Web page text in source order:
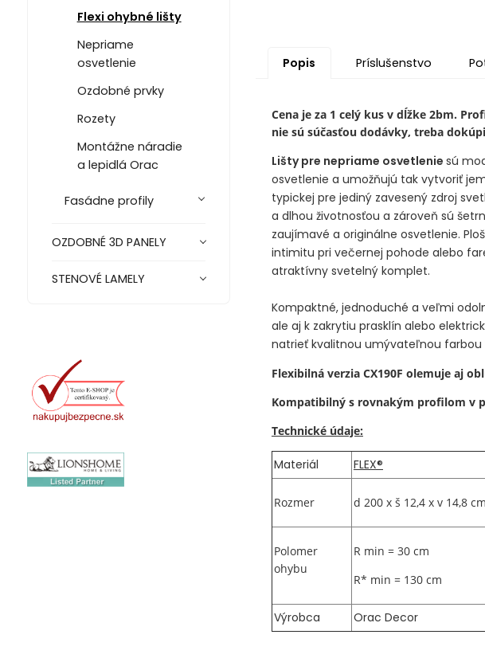
Flexi ohybné lišty
Nepriame
osvetlenie
Ozdobné prvky
Rozety
Montážne náradie
a lepidlá Orac
Fasádne profily
OZDOBNÉ 3D PANELY
STENOVÉ LAMELY
Popis Príslušenstvo
Cena je za 1 celý kus v dĺžke 2bm.
nie sú súčasťou dodávky, treba
Lišty pre nepriame osvetlenie sú
osvetlenie a umožňujú tak vytvoriť
typickej pre jediný zavesený zdroj
a dlhou životnosťou a zároveň sú
zaujímavé a originálne osvetlenie.
intimitu pri večernej pohode alebo
atraktívny svetelný komplet.
Kompaktné, jednoduché a veľmi
ale aj k zakrytiu prasklín alebo
natrieť kvalitnou umývateľnou
Flexibilná verzia CX190F olemuje aj
Kompatibilný s rovnakým profilom v
Technické údaje:
Materiál FLEX®
Rozmer d 200 x š 12,4 x v 14,8 cm
Polomer
ohybu
R min = 30 cm
R* min = 130 cm
Výrobca Orac Decor